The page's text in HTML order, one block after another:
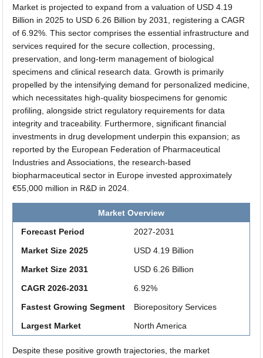
Market is projected to expand from a valuation of USD 4.19
Billion in 2025 to USD 6.26 Billion by 2031, registering a CAGR
of 6.92%. This sector comprises the essential infrastructure and
services required for the secure collection, processing,
preservation, and long-term management of biological
specimens and clinical research data. Growth is primarily
propelled by the intensifying demand for personalized medicine,
which necessitates high-quality biospecimens for genomic
profiling, alongside strict regulatory requirements for data
integrity and traceability. Furthermore, significant financial
investments in drug development underpin this expansion; as
reported by the European Federation of Pharmaceutical
Industries and Associations, the research-based
biopharmaceutical sector in Europe invested approximately
€55,000 million in R&D in 2024.
Market Overview
Forecast Period
2027-2031
Market Size 2025
USD 4.19 Billion
Market Size 2031
USD 6.26 Billion
CAGR 2026-2031
6.92%
Fastest Growing Segment
Biorepository Services
Largest Market
North America
Despite these positive growth trajectories, the market